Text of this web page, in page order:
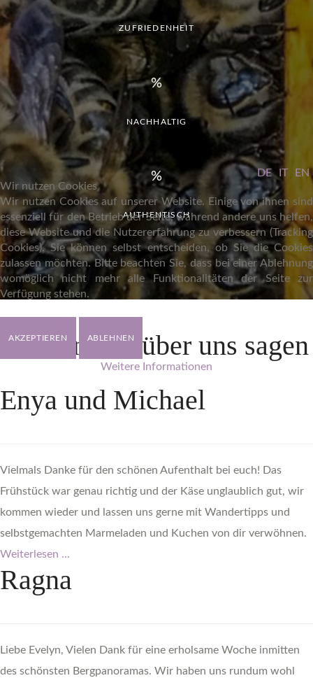
ZUFRIEDENHEIT
NACHHALTIG
AUTHENTISCH
Was andere über uns sagen
Enya und Michael
Vielmals Danke für den schönen Aufenthalt bei euch! Das
Frühstück war genau richtig und der Käse unglaublich gut, wir
kommen wieder und lassen uns gerne mit Wandertipps und
selbstgemachten Marmeladen und Kuchen von dir verwöhnen.
Weiterlesen ...
Ragna
Liebe Evelyn, Vielen Dank für eine erholsame Woche inmitten
des schönsten Bergpanoramas. Wir haben uns rundum wohl
Wir nutzen Cookies
DE IT EN
Wir nutzen Cookies auf unserer Website. Einige von ihnen sind
essenziell für den Betrieb der Seite, während andere uns helfen,
diese Website und die Nutzererfahrung zu verbessern (Tracking
Cookies). Sie können selbst entscheiden, ob Sie die Cookies
zulassen möchten. Bitte beachten Sie, dass bei einer Ablehnung
womöglich nicht mehr alle Funktionalitäten der Seite zur
Verfügung stehen.
AKZEPTIEREN ABLEHNEN
Weitere Informationen